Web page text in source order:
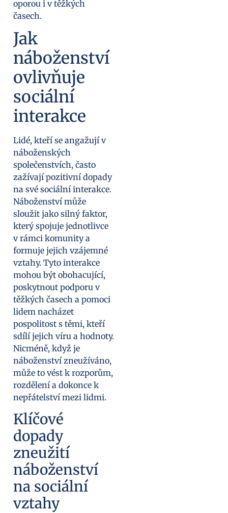
oporou i v těžkých
časech.
Jak
náboženství
ovlivňuje
sociální
interakce
Lidé, kteří se angažují v
náboženských
společenstvích, často
zažívají pozitivní dopady
na své sociální interakce.
Náboženství může
sloužit jako silný faktor,
který spojuje jednotlivce
v rámci komunity a
formuje jejich vzájemné
vztahy. Tyto interakce
mohou být obohacující,
poskytnout podporu v
těžkých časech a pomoci
lidem nacházet
pospolitost s těmi, kteří
sdílí jejich víru a hodnoty.
Nicméně, když je
náboženství zneužíváno,
může to vést k rozporům,
rozdělení a dokonce k
nepřátelství mezi lidmi.
Klíčové
dopady
zneužití
náboženství
na sociální
vztahy